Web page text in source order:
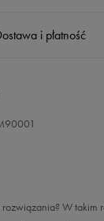
o dostępności
o dostępności
i płatność
W takim